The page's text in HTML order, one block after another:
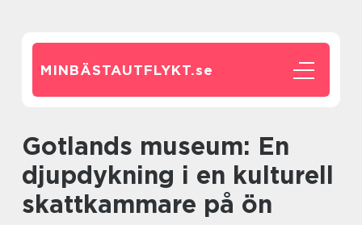
MINBÄSTAUTFLYKT.se
Gotlands museum: En
djupdykning i en kulturell
skattkammare på ön